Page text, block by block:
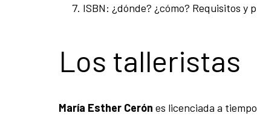
ISBN: ¿dónde? ¿cómo? Requisitos y
Los talleristas
María Esther Cerón es licenciada a